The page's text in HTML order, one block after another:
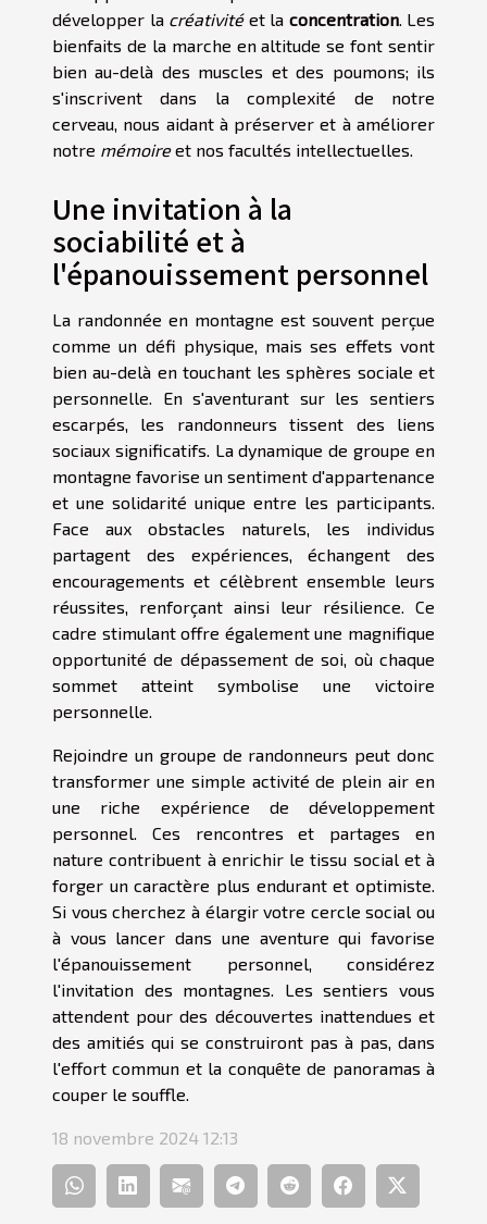
développer la créativitéet la concentration. Les
bienfaits de la marche en altitude se font sentir
bien au-delà des muscles et des poumons; ils
s'inscrivent dans la complexité de notre
cerveau, nous aidant à préserver et à améliorer
notre mémoireet nos facultés intellectuelles.
Une invitation à la
sociabilité et à
l'épanouissement personnel
La randonnée en montagne est souvent perçue
comme un défi physique, mais ses effets vont
bien au-delà en touchant les sphères sociale et
personnelle. En s'aventurant sur les sentiers
escarpés, les randonneurs tissent des liens
sociaux significatifs. La dynamique de groupe en
montagne favorise un sentiment d'appartenance
et une solidarité unique entre les participants.
Face aux obstacles naturels, les individus
partagent des expériences, échangent des
encouragements et célèbrent ensemble leurs
réussites, renforçant ainsi leur résilience. Ce
cadre stimulant offre également une magnifique
opportunité de dépassement de soi, où chaque
sommet atteint symbolise une victoire
personnelle.
Rejoindre un groupe de randonneurs peut donc
transformer une simple activité de plein air en
une riche expérience de développement
personnel. Ces rencontres et partages en
nature contribuent à enrichir le tissu social et à
forger un caractère plus endurant et optimiste.
Si vous cherchez à élargir votre cercle social ou
à vous lancer dans une aventure qui favorise
l'épanouissement personnel, considérez
l'invitation des montagnes. Les sentiers vous
attendent pour des découvertes inattendues et
des amitiés qui se construiront pas à pas, dans
l'effort commun et la conquête de panoramas à
couper le souffle.
18 novembre 2024 12:13